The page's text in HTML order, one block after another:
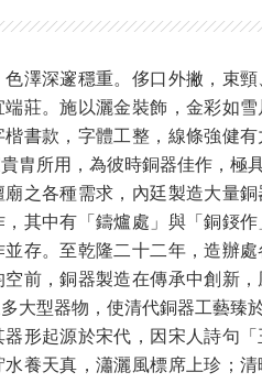
澤深邃穩重。侈口外撇，束
莊。施以灑金裝飾，金彩如
書款，字體工整，線條強健
胄所用，為彼時銅器佳作，極
之各種需求，內廷製造大量
其中有「鑄爐處」與「銅鋄
存。至乾隆二十二年，造辦
前，銅器製造在傳承中創新
大型器物，使清代銅器工藝臻於
形起源於宋代，因宋人詩句
養天真，瀟灑風標席上珍；